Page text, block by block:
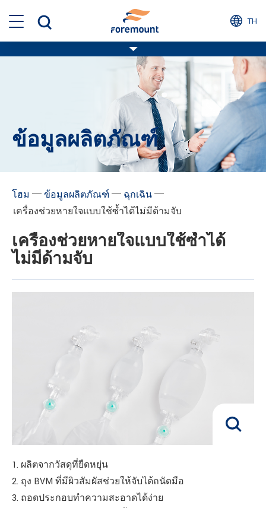
TH
ข้อมูลผลิตภัณฑ์
โฮม ─ข้อมูลผลิตภัณฑ์ ─ ฉุกเฉิน─
เครื่องช่วยหายใจแบบใช้ซ้ำได้ไม่มีด้ามจับ
เครื่องช่วยหายใจแบบใช้ซ้ำได้
ไม่มีด้ามจับ
1. ผลิตจากวัสดุที่ยืดหยุ่น
2. ถุง BVM ที่มีผิวสัมผัสช่วยให้จับได้ถนัดมือ
3. ถอดประกอบทำความสะอาดได้ง่าย